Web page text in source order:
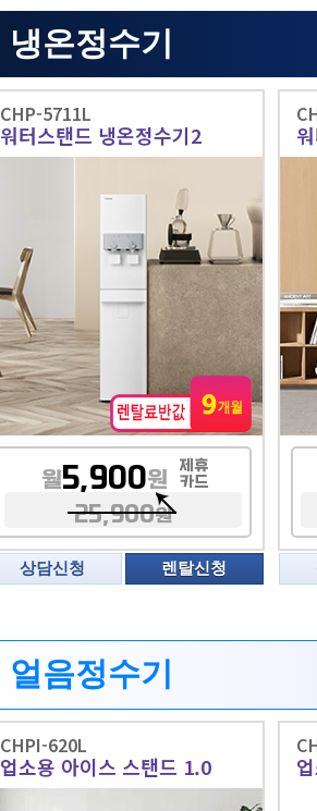
냉온정수기
CHP-5711L
워터스탠드 냉온정수기2
월5,900원
제휴
카드
25,900원
상담신청 렌탈신청
얼음정수기
CHPI-620L
업소용 아이스 스탠드 1.0